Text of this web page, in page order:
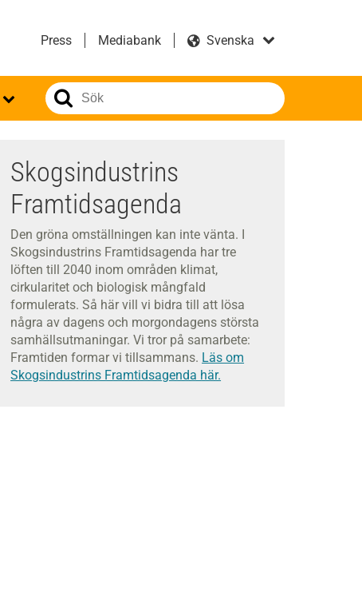
Press Mediabank
Skogsindustrins
Framtidsagenda
Den gröna omställningen kan inte vänta. I
Skogsindustrins Framtidsagenda har tre
löften till 2040 inom områden klimat,
cirkularitet och biologisk mångfald
formulerats. Så här vill vi bidra till att lösa
några av dagens och morgondagens största
samhällsutmaningar. Vi tror på samarbete:
Framtiden formar vi tillsammans. Läs om
Skogsindustrins Framtidsagenda här.